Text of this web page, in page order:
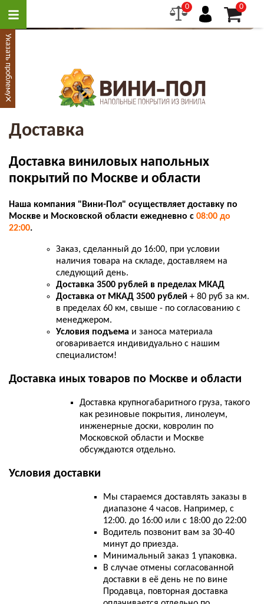
0 0
Доставка
Доставка виниловых напольных
покрытий по Москве и области
Наша компания "Вини-Пол" осуществляет доставку по
Москве и Московской области ежедневно с 08:00 до
22:00.
Заказ, сделанный до 16:00, при условии
наличия товара на складе, доставляем на
следующий день.
Доставка 3500 рублей в пределах МКАД
Доставка от МКАД 3500 рублей + 80 руб за км.
в пределах 60 км, свыше - по согласованию с
менеджером.
Условия подъема и заноса материала
оговаривается индивидуально с нашим
специалистом!
Доставка иных товаров по Москве и области
Доставка крупногабаритного груза, такого
как резиновые покрытия, линолеум,
инженерные доски, ковролин по
Московской области и Москве
обсуждаются отдельно.
Условия доставки
Мы стараемся доставлять заказы в
диапазоне 4 часов. Например, с
12:00. до 16:00 или с 18:00 до 22:00
Водитель позвонит вам за 30-40
минут до приезда.
Минимальный заказ 1 упаковка.
В случае отмены согласованной
доставки в её день не по вине
Продавца, повторная доставка
Указать проблему
×